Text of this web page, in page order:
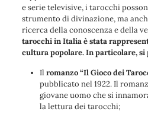
e serie televisive, i tarocchi
strumento di divinazione, ma
ricerca della conoscenza e della
tarocchi in Italia è stata
cultura popolare. In particolare, si
Il romanzo “Il Gioco dei
pubblicato nel 1922. Il
giovane uomo che si
la lettura dei tarocchi;